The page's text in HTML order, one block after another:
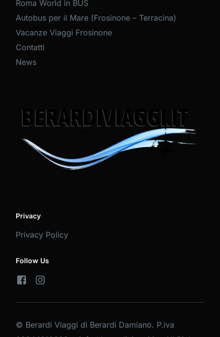
Roma World in BUS
Autobus per il Mare (Frosinone – Terracina)
Vacanze Viaggi Frosinone
Contatti
News
Privacy
Privacy Policy
Follow Us
© Berardi Viaggi di Berardi Damiano. P.iva